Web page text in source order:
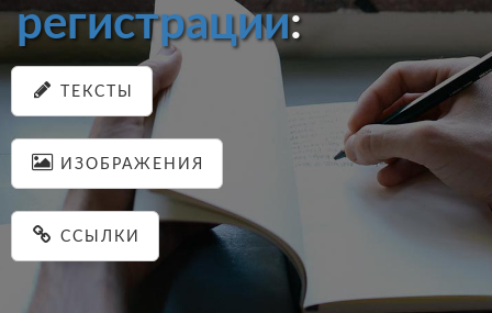
регистрации:
ТЕКСТЫ
ИЗОБРАЖЕНИЯ
ССЫЛКИ